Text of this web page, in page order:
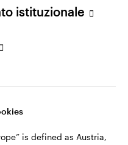
istituzionale
is defined as Austria,